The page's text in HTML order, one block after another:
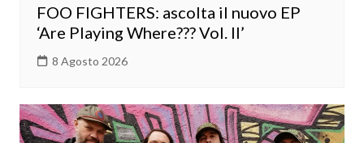
FOO FIGHTERS: ascolta il nuovo EP
‘Are Playing Where??? Vol. II’
8 Agosto 2026